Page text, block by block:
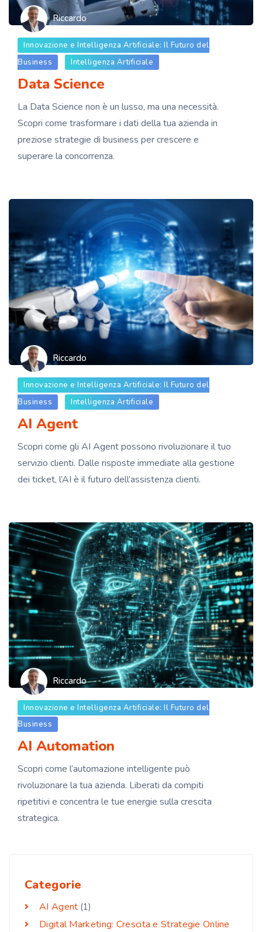
Riccardo
Innovazione e Intelligenza Artificiale: Il Futuro del
Business
Intelligenza Artificiale
Data Science
La Data Science non è un lusso, ma una necessità.
Scopri come trasformare i dati della tua azienda in
preziose strategie di business per crescere e
superare la concorrenza.
Riccardo
Innovazione e Intelligenza Artificiale: Il Futuro del
Business
Intelligenza Artificiale
AI Agent
Scopri come gli AI Agent possono rivoluzionare il tuo
servizio clienti. Dalle risposte immediate alla gestione
dei ticket, l’AI è il futuro dell’assistenza clienti.
Riccardo
Innovazione e Intelligenza Artificiale: Il Futuro del
Business
AI Automation
Scopri come l’automazione intelligente può
rivoluzionare la tua azienda. Liberati da compiti
ripetitivi e concentra le tue energie sulla crescita
strategica.
Categorie
AI Agent (1)
Digital Marketing: Crescita e Strategie Online